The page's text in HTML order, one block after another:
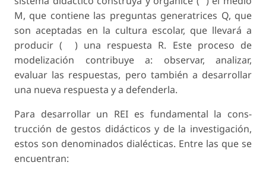
M, que contiene las preguntas generatrices Q, que
son aceptadas en la cultura escolar, que lle­vará a
producir (
) una respuesta R. Este proceso de
modelización contribuye a: observar, analizar,
evaluar las respuestas, pero también a desarrollar
una nueva respuesta y a defenderla.
Para desarrollar un REI es fundamental la cons­
trucción de gestos didácticos y de la investigación,
estos son denominados dialécticas. Entre las que se
encuentran: